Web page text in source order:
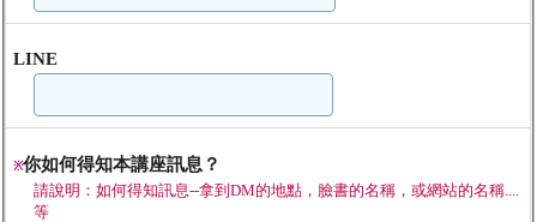
LINE
※你如何得知本講座訊息？
請說明：如何得知訊息--拿到DM的地點，臉書的名稱，或網站的名稱....
等